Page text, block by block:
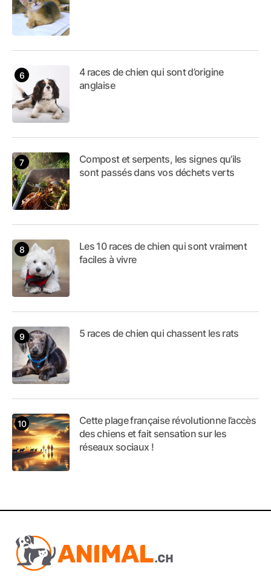
4 races de chien qui sont d’origine
anglaise
Compost et serpents, les signes qu’ils
sont passés dans vos déchets verts
Les 10 races de chien qui sont vraiment
faciles à vivre
5 races de chien qui chassent les rats
Cette plage française révolutionne l’accès
des chiens et fait sensation sur les
réseaux sociaux !